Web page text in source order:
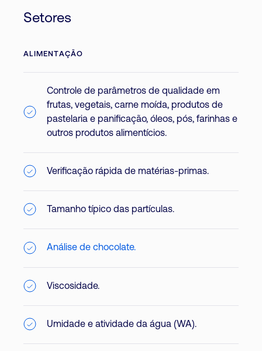
Setores
ALIMENTAÇÃO
Controle de parâmetros de qualidade em
frutas, vegetais, carne moída, produtos de
pastelaria e panificação, óleos, pós, farinhas e
outros produtos alimentícios.
Verificação rápida de matérias-primas.
Tamanho típico das partículas.
Análise de chocolate.
Viscosidade.
Umidade e atividade da água (WA).